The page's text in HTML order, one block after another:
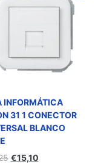
INFORMÁTICA
31 1 CONECTOR
BLANCO
€15,10